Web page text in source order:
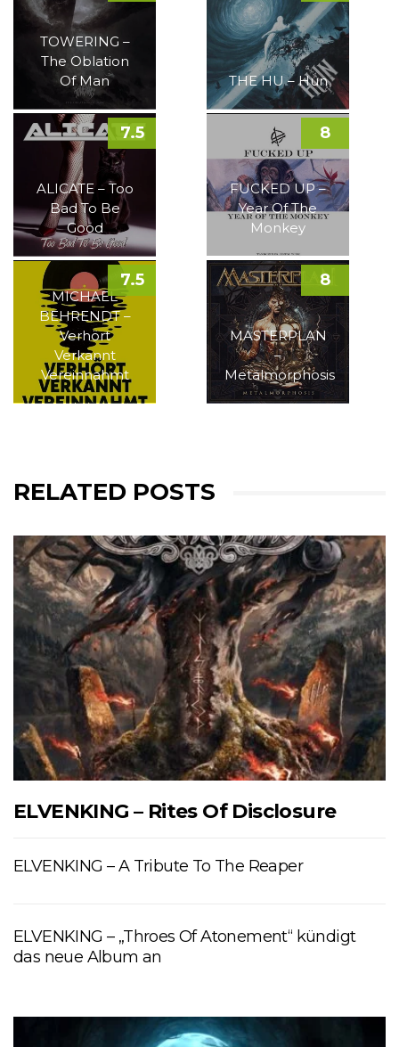
TOWERING –
The Oblation
Of Man
THE HU – Hun
ALICATE – Too
Bad To Be
Good
7.5
FUCKED UP –
Year Of The
Monkey
8
MICHAEL
BEHRENDT –
Verhört
Verkannt
Vereinnahmt
7.5
MASTERPLAN
–
Metalmorphosis
8
RELATED POSTS
ELVENKING – Rites Of Disclosure
ELVENKING – A Tribute To The Reaper
ELVENKING – „Throes Of Atonement“ kündigt
das neue Album an